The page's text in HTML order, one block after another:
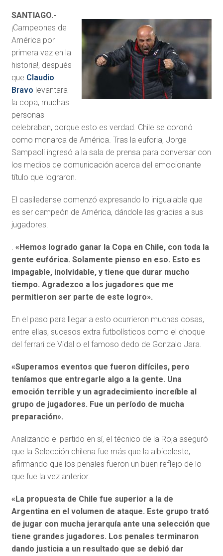
SANTIAGO.-
¡Campeones de
América por
primera vez en la
historia!, después
que Claudio
Bravo levantara
la copa, muchas
personas
celebraban, porque esto es verdad. Chile se coronó
como monarca de América. Tras la euforia, Jorge
Sampaoli ingresó a la sala de prensa para conversar con
los medios de comunicación acerca del emocionante
título que lograron.
El casiledense comenzó expresando lo inigualable que
es ser campeón de América, dándole las gracias a sus
jugadores.
. «Hemos logrado ganar la Copa en Chile, con toda la
gente eufórica. Solamente pienso en eso. Esto es
impagable, inolvidable, y tiene que durar mucho
tiempo. Agradezco a los jugadores que me
permitieron ser parte de este logro».
En el paso para llegar a esto ocurrieron muchas cosas,
entre ellas, sucesos extra futbolísticos como el choque
del ferrari de Vidal o el famoso dedo de Gonzalo Jara.
«Superamos eventos que fueron difíciles, pero
teníamos que entregarle algo a la gente. Una
emoción terrible y un agradecimiento increíble al
grupo de jugadores. Fue un período de mucha
preparación».
Analizando el partido en sí, el técnico de la Roja aseguró
que la Selección chilena fue más que la albiceleste,
afirmando que los penales fueron un buen reflejo de lo
que fue la vez anterior.
«La propuesta de Chile fue superior a la de
Argentina en el volumen de ataque. Este grupo trató
de jugar con mucha jerarquía ante una selección que
tiene grandes jugadores. Los penales terminaron
dando justicia a un resultado que se debió dar